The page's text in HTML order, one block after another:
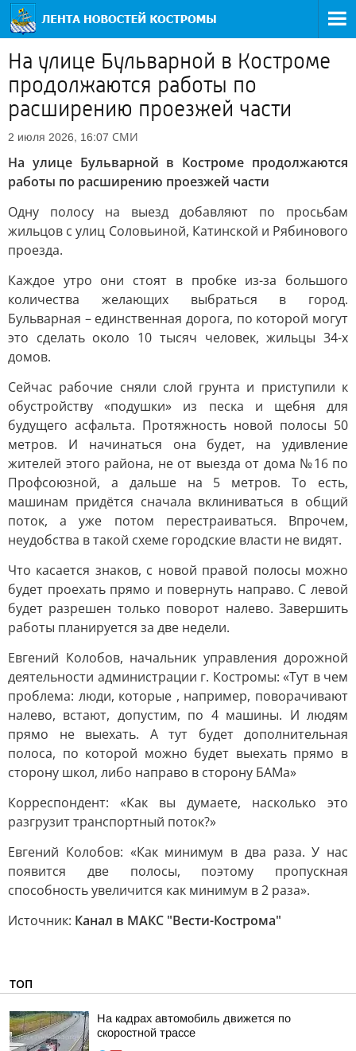
На улице Бульварной в Костроме
продолжаются работы по
расширению проезжей части
2 июля 2026, 16:07 СМИ
На улице Бульварной в Костроме продолжаются
работы по расширению проезжей части
Одну полосу на выезд добавляют по просьбам
жильцов с улиц Соловьиной, Катинской и Рябинового
проезда.
Каждое утро они стоят в пробке из-за большого
количества желающих выбраться в город.
Бульварная – единственная дорога, по которой могут
это сделать около 10 тысяч человек, жильцы 34-х
домов.
Сейчас рабочие сняли слой грунта и приступили к
обустройству «подушки» из песка и щебня для
будущего асфальта. Протяжность новой полосы 50
метров. И начинаться она будет, на удивление
жителей этого района, не от выезда от дома №16 по
Профсоюзной, а дальше на 5 метров. То есть,
машинам придётся сначала вклиниваться в общий
поток, а уже потом перестраиваться. Впрочем,
неудобства в такой схеме городские власти не видят.
Что касается знаков, с новой правой полосы можно
будет проехать прямо и повернуть направо. С левой
будет разрешен только поворот налево. Завершить
работы планируется за две недели.
Евгений Колобов, начальник управления дорожной
деятельности администрации г. Костромы: «Тут в чем
проблема: люди, которые , например, поворачивают
налево, встают, допустим, по 4 машины. И людям
прямо не выехать. А тут будет дополнительная
полоса, по которой можно будет выехать прямо в
сторону школ, либо направо в сторону БАМа»
Корреспондент: «Как вы думаете, насколько это
разгрузит транспортный поток?»
Евгений Колобов: «Как минимум в два раза. У нас
появится две полосы, поэтому пропускная
способность увеличится как минимум в 2 раза».
Источник: Канал в МАКС "Вести-Кострома"
ТОП
На кадрах автомобиль движется по
скоростной трассе